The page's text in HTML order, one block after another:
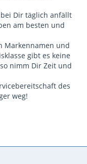
Dir täglich anfällt
am besten und
Markennamen und
gibt es keine
nimm Dir Zeit und
des
weg!